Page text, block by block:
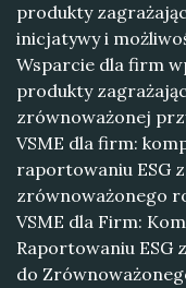
produkty
inicjatywy i
Wsparcie dla firm
produkty
zrównoważonej
VSME dla firm:
raportowaniu ESG
zrównoważonego
VSME dla Firm:
Raportowaniu ESG
do